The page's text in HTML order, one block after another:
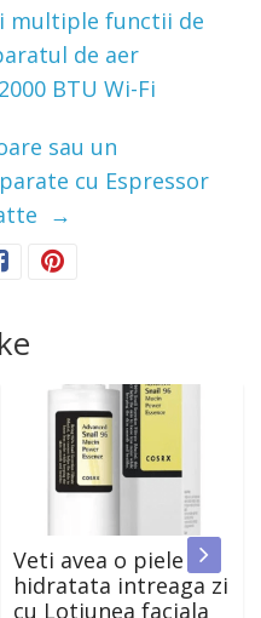
multiple functii de
de aer
BTU Wi-Fi
sau un
cu Espressor
→
Veti avea o piele
hidratata intreaga zi
cu Lotiunea faciala